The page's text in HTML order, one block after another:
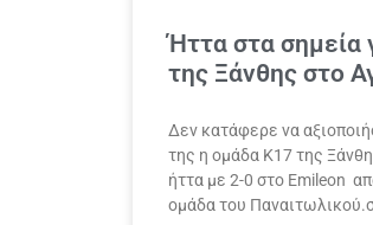
Ήττα στα σημεία
της Ξάνθης στο
Δεν κατάφερε να
της η ομάδα Κ17 της
ήττα με 2-0 στο Emileon
ομάδα του